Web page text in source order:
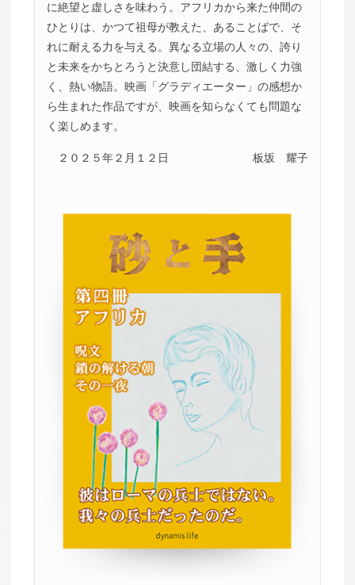
に絶望と虚しさを味わう。アフリカから来た仲間の
ひとりは、かつて祖母が教えた、あることばで、そ
れに耐える力を与える。異なる立場の人々の、誇り
と未来をかちとろうと決意し団結する、激しく力強
く、熱い物語。映画「グラディエーター」の感想か
ら生まれた作品ですが、映画を知らなくても問題な
く楽しめます。
２０２５年２月１２日 板坂 耀子